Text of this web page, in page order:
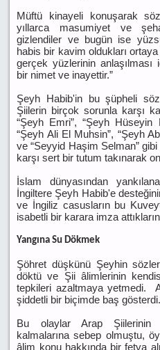
Müftü kinayeli konuşarak
yıllarca masumiyet ve
gizlendiler ve bugün ise
habis bir kavim oldukları
gerçek yüzlerinin anlaşılması
bir nimet ve inayettir.”
Şeyh Habib'in bu şüpheli
Şiilerin birçok sorunla karşı
“Şeyh Emri”, “Şeyh Hüseyin
“Şeyh Ali El Muhsin”, “Şeyh
ve “Seyyid Haşim Selman”
karşı sert bir tutum takınarak
İslam dünyasından
İngiltere Şeyh Habib'e
ve İngiliz casusların bu
isabetli bir karara imza
Yangına Su Dökmek
Şöhret düşkünü Şeyhin
döktü ve Şii âlimlerinin
tepkileri azaltmaya yetmedi.
şiddetli bir biçimde baş gösterdi.
Bu olaylar Arap Şiilerinin
kalmalarına sebep olmuştu,
âlim konu hakkında bir fetva